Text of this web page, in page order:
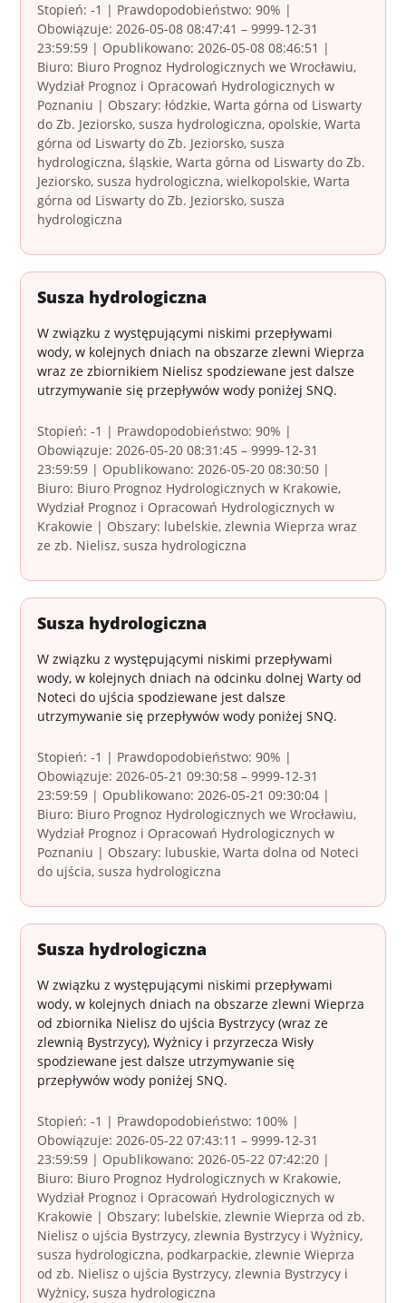
Stopień: -1 | Prawdopodobieństwo: 90% |
Obowiązuje: 2026-05-08 08:47:41 – 9999-12-31
23:59:59 | Opublikowano: 2026-05-08 08:46:51 |
Biuro: Biuro Prognoz Hydrologicznych we Wrocławiu,
Wydział Prognoz i Opracowań Hydrologicznych w
Poznaniu | Obszary: łódzkie, Warta górna od Liswarty
do Zb. Jeziorsko, susza hydrologiczna, opolskie, Warta
górna od Liswarty do Zb. Jeziorsko, susza
hydrologiczna, śląskie, Warta górna od Liswarty do Zb.
Jeziorsko, susza hydrologiczna, wielkopolskie, Warta
górna od Liswarty do Zb. Jeziorsko, susza
hydrologiczna
Susza hydrologiczna
W związku z występującymi niskimi przepływami
wody, w kolejnych dniach na obszarze zlewni Wieprza
wraz ze zbiornikiem Nielisz spodziewane jest dalsze
utrzymywanie się przepływów wody poniżej SNQ.
Stopień: -1 | Prawdopodobieństwo: 90% |
Obowiązuje: 2026-05-20 08:31:45 – 9999-12-31
23:59:59 | Opublikowano: 2026-05-20 08:30:50 |
Biuro: Biuro Prognoz Hydrologicznych w Krakowie,
Wydział Prognoz i Opracowań Hydrologicznych w
Krakowie | Obszary: lubelskie, zlewnia Wieprza wraz
ze zb. Nielisz, susza hydrologiczna
Susza hydrologiczna
W związku z występującymi niskimi przepływami
wody, w kolejnych dniach na odcinku dolnej Warty od
Noteci do ujścia spodziewane jest dalsze
utrzymywanie się przepływów wody poniżej SNQ.
Stopień: -1 | Prawdopodobieństwo: 90% |
Obowiązuje: 2026-05-21 09:30:58 – 9999-12-31
23:59:59 | Opublikowano: 2026-05-21 09:30:04 |
Biuro: Biuro Prognoz Hydrologicznych we Wrocławiu,
Wydział Prognoz i Opracowań Hydrologicznych w
Poznaniu | Obszary: lubuskie, Warta dolna od Noteci
do ujścia, susza hydrologiczna
Susza hydrologiczna
W związku z występującymi niskimi przepływami
wody, w kolejnych dniach na obszarze zlewni Wieprza
od zbiornika Nielisz do ujścia Bystrzycy (wraz ze
zlewnią Bystrzycy), Wyżnicy i przyrzecza Wisły
spodziewane jest dalsze utrzymywanie się
przepływów wody poniżej SNQ.
Stopień: -1 | Prawdopodobieństwo: 100% |
Obowiązuje: 2026-05-22 07:43:11 – 9999-12-31
23:59:59 | Opublikowano: 2026-05-22 07:42:20 |
Biuro: Biuro Prognoz Hydrologicznych w Krakowie,
Wydział Prognoz i Opracowań Hydrologicznych w
Krakowie | Obszary: lubelskie, zlewnie Wieprza od zb.
Nielisz o ujścia Bystrzycy, zlewnia Bystrzycy i Wyżnicy,
susza hydrologiczna, podkarpackie, zlewnie Wieprza
od zb. Nielisz o ujścia Bystrzycy, zlewnia Bystrzycy i
Wyżnicy, susza hydrologiczna